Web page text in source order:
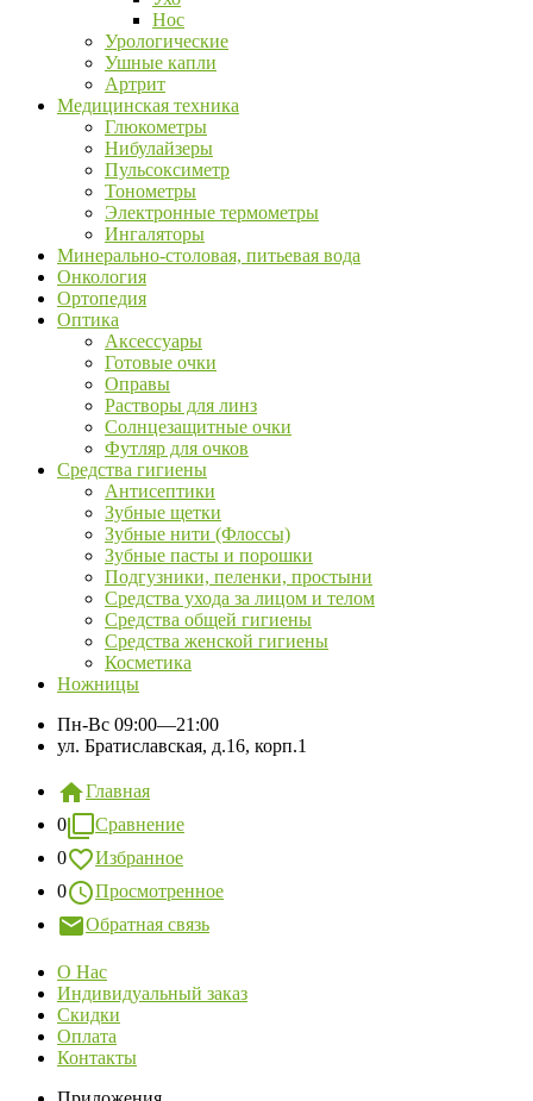
Нос
Урологические
Ушные капли
Артрит
Медицинская техника
Глюкометры
Нибулайзеры
Пульсоксиметр
Тонометры
Электронные термометры
Ингаляторы
Минерально-столовая, питьевая вода
Онкология
Ортопедия
Оптика
Аксессуары
Готовые очки
Оправы
Растворы для линз
Солнцезащитные очки
Футляр для очков
Средства гигиены
Антисептики
Зубные щетки
Зубные нити (Флоссы)
Зубные пасты и порошки
Подгузники, пеленки, простыни
Средства ухода за лицом и телом
Средства общей гигиены
Средства женской гигиены
Косметика
Ножницы
Пн-Вс 09:00—21:00
ул. Братиславская, д.16, корп.1
Главная
0
Сравнение
0
Избранное
0
Просмотренное
Обратная связь
О Нас
Индивидуальный заказ
Скидки
Оплата
Контакты